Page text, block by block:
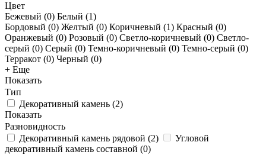
Цвет
Бежевый (0) Белый (1)
Бордовый (0) Желтый (0) Коричневый (1) Красный (0)
Оранжевый (0) Розовый (0) Светло-коричневый (0) Светло-
серый (0) Серый (0) Темно-коричневый (0) Темно-серый (0)
Терракот (0) Черный (0)
+ Еще
Показать
Тип
Декоративный камень (2)
Показать
Разновидность
Декоративный камень рядовой (2)
Угловой
декоративный камень составной (0)